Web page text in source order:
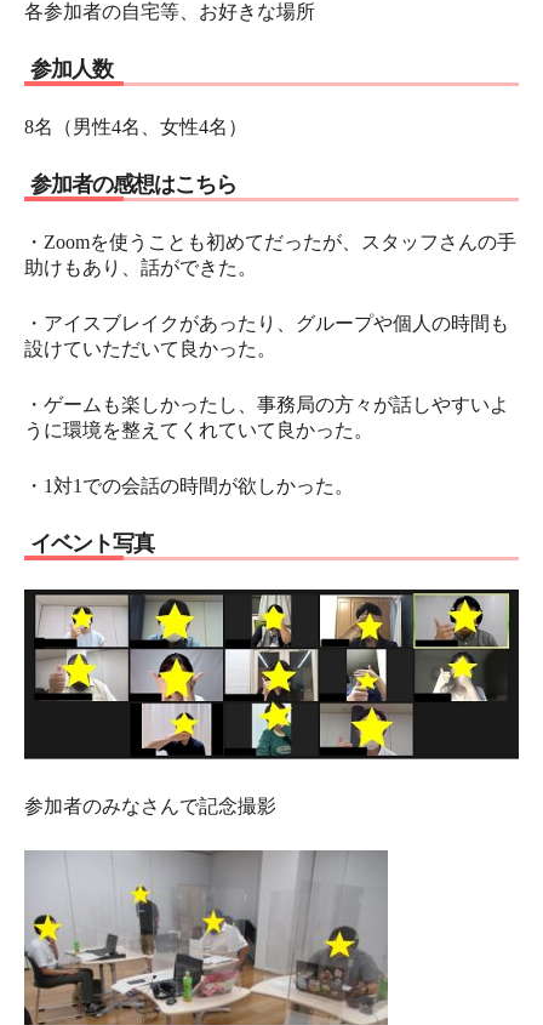
各参加者の自宅等、お好きな場所
参加人数
8名（男性4名、女性4名）
参加者の感想はこちら
・Zoomを使うことも初めてだったが、スタッフさんの手
助けもあり、話ができた。
・アイスブレイクがあったり、グループや個人の時間も
設けていただいて良かった。
・ゲームも楽しかったし、事務局の方々が話しやすいよ
うに環境を整えてくれていて良かった。
・1対1での会話の時間が欲しかった。
イベント写真
参加者のみなさんで記念撮影